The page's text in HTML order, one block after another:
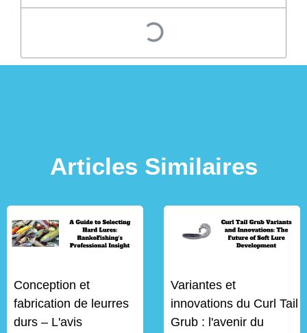
Articles Similaires
Conception et
fabrication de leurres
durs – L'avis
Variantes et
innovations du Curl Tail
Grub : l'avenir du